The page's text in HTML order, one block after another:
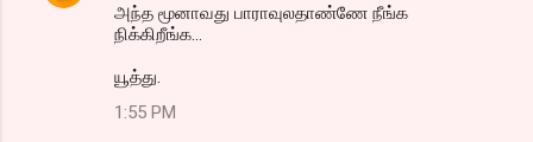
அந்த மூனாவது பாராவுலதாண்ணே நீங்க
நிக்கிறீங்க...
யூத்து.
1:55 PM